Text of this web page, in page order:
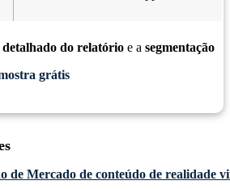
detalhado do relatório e a segmentação
grátis
de Mercado de conteúdo de realidade